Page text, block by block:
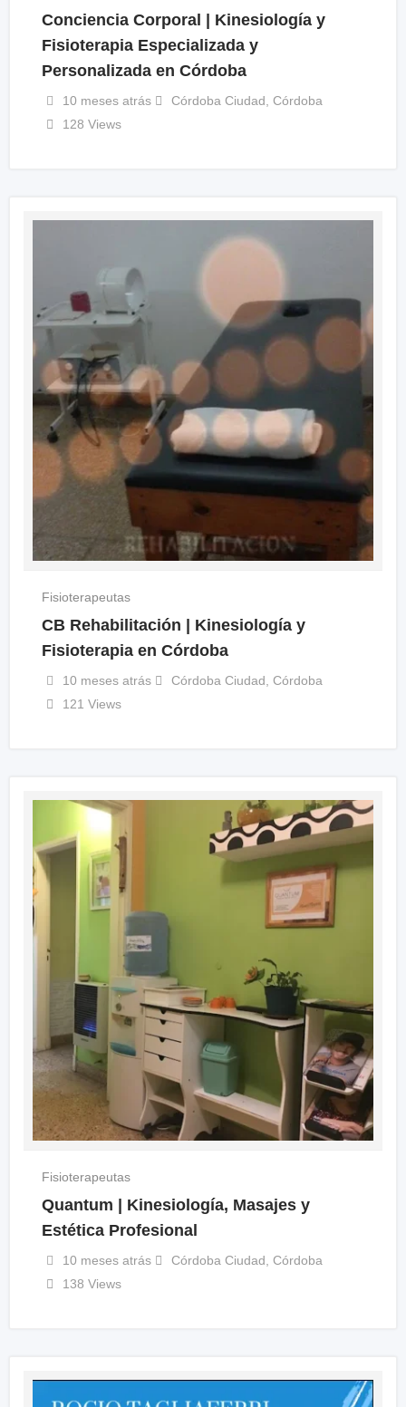
Conciencia Corporal | Kinesiología y
Fisioterapia Especializada y
Personalizada en Córdoba
10 meses atrás Córdoba Ciudad Córdoba
128 Views
Fisioterapeutas
CB Rehabilitación | Kinesiología y
Fisioterapia en Córdoba
10 meses atrás Córdoba Ciudad Córdoba
121 Views
Fisioterapeutas
Quantum | Kinesiología, Masajes y
Estética Profesional
10 meses atrás Córdoba Ciudad Córdoba
138 Views